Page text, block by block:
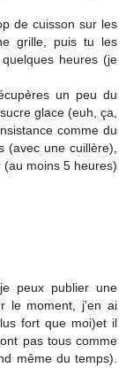
de cuisson sur les
grille, puis tu les
heures (je
un peu du
glace (euh, ça,
comme du
(avec une cuillère),
moins 5 heures)
peux publier une
le moment, j'en ai
fort que moi)et il
pas tous comme
même du temps).